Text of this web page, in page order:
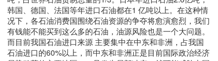
韩国、德国、法国等年进口石油都在1 亿吨以上。在这种情
况下，各石油消费国围绕石油资源的争夺将愈演愈烈，我们
有钱能不能买到这么多的石油，油源风险也是一个大问题。
而目前我国石油进口来源 主要集中在中东和非洲，占我国
石油进口的60%以上，而中东和非洲正是目前国际政治经济